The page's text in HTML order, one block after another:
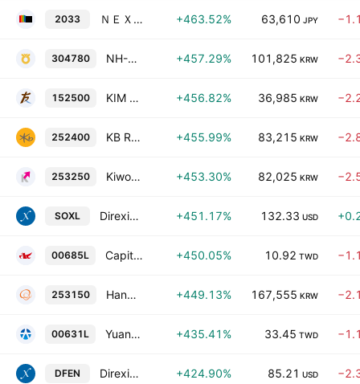
2033 ＮＥＸＴ ＮＯＴＥＳ 韓国ＫＯＳＰＩ・ダブル・ブル ＥＴＮ +463.52% 63,610 JPY
304780 NH-Amundi HANARO 200 Futures Leverage ETF +457.29% 101,825 KRW
152500 KIM ACE LEVERAGE ETF +456.82% 36,985 KRW
252400 KB RISE 200 Futures Leverage ETF +455.99% 83,215 KRW
253250 Kiwoom KIWOOM 200 Futures Leverage ETF Units +453.30% 82,025 KRW
SOXL Direxion Daily Semiconductor Bull 3X ETF +451.17% 132.33 USD
00685L Capital TAIEX Daily Leveraged 2X ETF +450.05% 10.92 TWD
253150 Hanwha PLUS 200 Futures Leverage ETF +449.13% 167,555 KRW
00631L Yuanta Daily Taiwan 50 Units +435.41% 33.45 TWD
DFEN Direxion Daily Aerospace & Defense Bull 3X ETF +424.90% 85.21 USD